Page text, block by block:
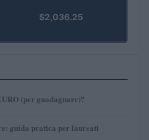
$2,036.25
(per guadagnare)?
guida pratica per laureati